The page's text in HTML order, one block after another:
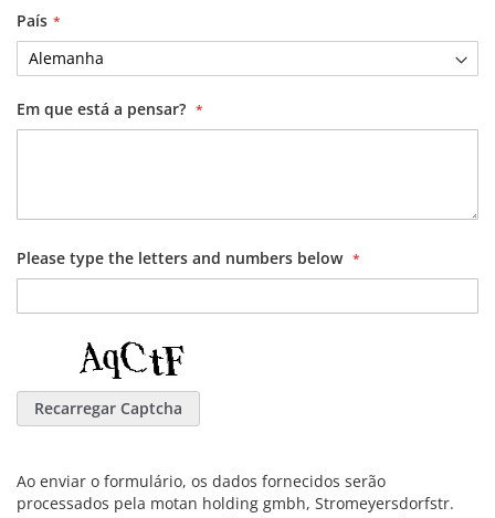
País
Em que está a pensar?
Please type the letters and numbers below
Recarregar Captcha
Ao enviar o formulário, os dados fornecidos serão
processados pela motan holding gmbh, Stromeyersdorfstr.